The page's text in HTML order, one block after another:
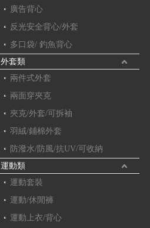
廣告背心
反光安全背心/外套
多口袋/ 釣魚背心
外套類
兩件式外套
兩面穿夾克
夾克/外套/可拆袖
羽絨/鋪棉外套
防潑水/防風/抗UV/可收納
運動類
運動套裝
運動/休閒褲
運動上衣/背心